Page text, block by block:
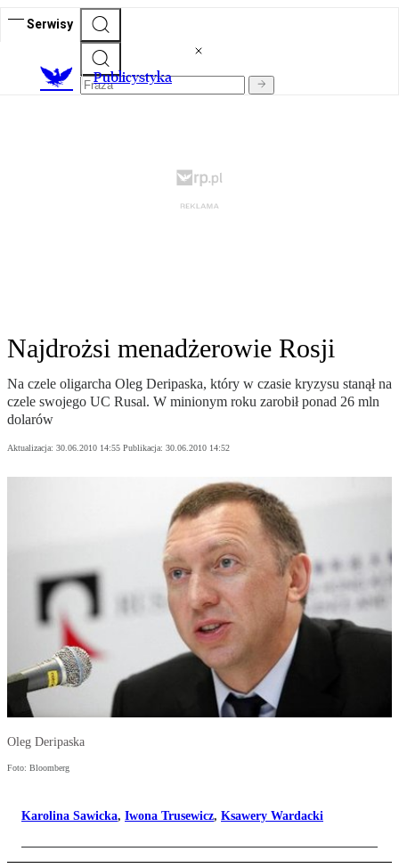
Serwisy
Publicystyka
Najdrożsi menadżerowie Rosji
Na czele oligarcha Oleg Deripaska, który w czasie kryzysu stanął na
czele swojego UC Rusal. W minionym roku zarobił ponad 26 mln
dolarów
Aktualizacja: 30.06.2010 14:55 Publikacja: 30.06.2010 14:52
Oleg Deripaska
Foto: Bloomberg
Karolina Sawicka, Iwona Trusewicz, Ksawery Wardacki